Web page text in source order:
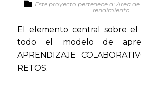
Este proyecto pertenece a: Area
rendimiento
El elemento central sobre
todo el modelo de
APRENDIZAJE
RETOS.